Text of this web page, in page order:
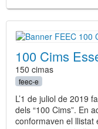
100 Cims
150 cimas
feec-e
L’1 de juliol de 2019
dels “100 Cims”. En
conformaven el llistat